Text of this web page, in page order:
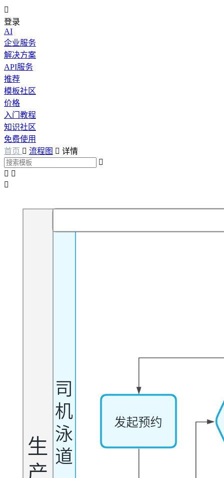

登录
AI
企业服务
解决方案
API服务
推荐
模板社区
价格
入门教程
知识社区
免费使用
首页  流程图  详情

 
